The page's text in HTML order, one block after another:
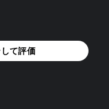
て評価